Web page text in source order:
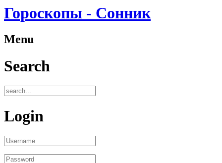
Гороскопы - Сонник
Menu
Search
Login